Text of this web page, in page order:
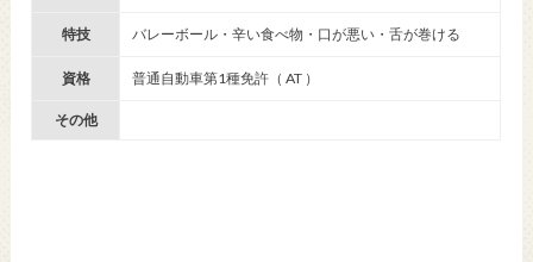
特技 バレーボール・辛い食べ物・口が悪い・舌が巻ける
資格 普通自動車第1種免許（ AT ）
その他